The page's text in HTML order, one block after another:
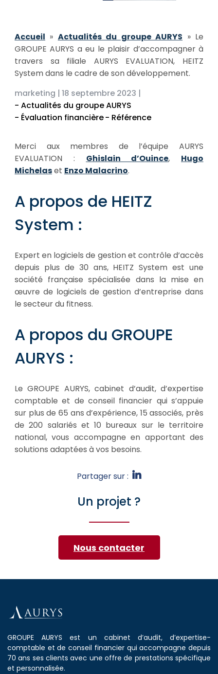
Accueil » Actualités du groupe AURYS » Le
GROUPE AURYS a eu le plaisir d’accompagner à
travers sa filiale AURYS EVALUATION, HEITZ
System dans le cadre de son développement.
marketing | 18 septembre 2023 |
- Actualités du groupe AURYS
- Évaluation financière- Référence
Merci aux membres de l’équipe AURYS
EVALUATION : Ghislain d’Ouince, Hugo
Michelaset Enzo Malacrino.
A propos de HEITZ
System :
Expert en logiciels de gestion et contrôle d’accès
depuis plus de 30 ans, HEITZ System est une
société française spécialisée dans la mise en
œuvre de logiciels de gestion d’entreprise dans
le secteur du fitness.
A propos du GROUPE
AURYS :
Le GROUPE AURYS, cabinet d’audit, d’expertise
comptable et de conseil financier qui s’appuie
sur plus de 65 ans d’expérience, 15 associés, près
de 200 salariés et 10 bureaux sur le territoire
national, vous accompagne en apportant des
solutions adaptées à vos besoins.
Partager sur :
Un projet ?
Nous contacter
GROUPE AURYS est un cabinet d’audit, d’expertise-
comptable et de conseil financier qui accompagne depuis
70 ans ses clients avec une offre de prestations spécifique
et personnalisée.